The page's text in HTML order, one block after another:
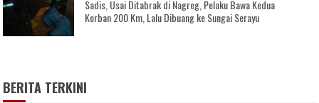
Sadis, Usai Ditabrak di Nagreg, Pelaku Bawa Kedua
Korban 200 Km, Lalu Dibuang ke Sungai Serayu
BERITA TERKINI